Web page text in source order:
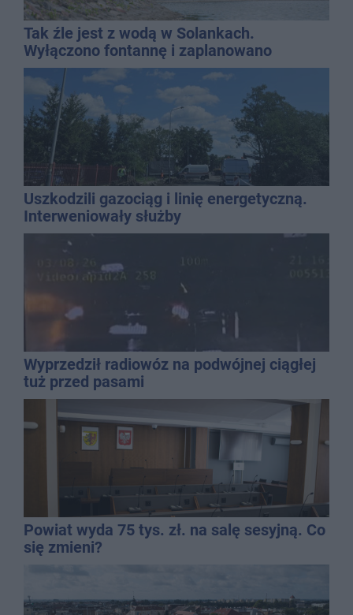
Tak źle jest z wodą w Solankach.
Wyłączono fontannę i zaplanowano
dolewkę
Uszkodzili gazociąg i linię energetyczną.
Interweniowały służby
Wyprzedził radiowóz na podwójnej ciągłej
tuż przed pasami
Powiat wyda 75 tys. zł. na salę sesyjną. Co
się zmieni?